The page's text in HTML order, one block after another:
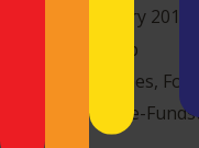
3. February 2010
monostep
Allgemeines,
Fotografie-